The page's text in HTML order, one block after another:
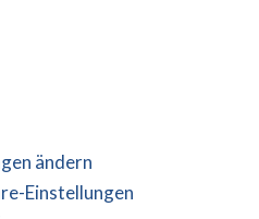
ändern
Einstellungen